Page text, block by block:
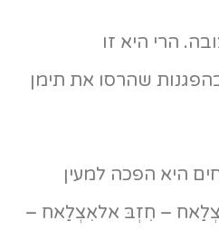
הרי היא זו
שהרסו את תימן
הפכה למעין
– חִזְבּ אלאִצְלַאח –